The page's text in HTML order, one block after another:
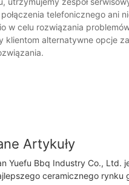
telefonicznego ani
w celu rozwiązania
klientom alternatywne opcje
Artykuły
Yuefu Bbq Industry Co., Ltd.
ceramicznego rynku